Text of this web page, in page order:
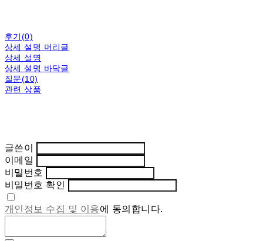
후기(0)
상세 설명 머리글
상세 설명
상세 설명 바닥글
질문(10)
관련 상품
글쓴이
이메일
비밀번호
비밀번호 확인
개인정보 수집 및 이용에 동의합니다.